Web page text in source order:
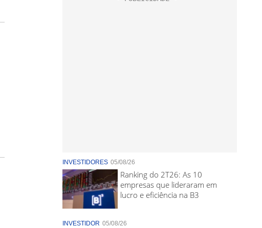
INVESTIDORES 05/08/26
Ranking do 2T26: As 10
empresas que lideraram em
lucro e eficiência na B3
INVESTIDOR 05/08/26